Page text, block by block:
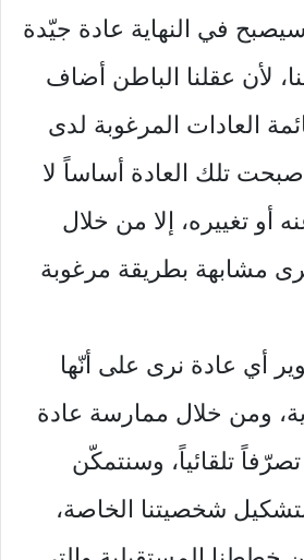
في النهاية عادة جيّدة
ﻷن عقلنا الباطن أضاف
العادات المرغوبة لدى
تلك العادة أساساً لا
أو تغييره، إلا من خلال
مشابهة بطريقة مرغوبة
أي عادة نرى على أنّها
ومن خلال ممارسة عادة
تلقائياً، وسنتمكّن
شخصيتنا الخاصة،